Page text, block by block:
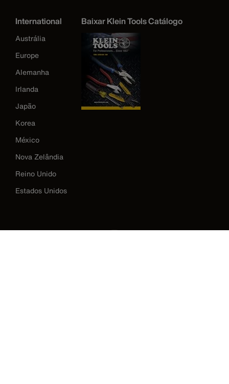
International
Austrália
Europe
Alemanha
Irlanda
Japão
Korea
México
Nova Zelândia
Reino Unido
Estados Unidos
Baixar Klein Tools Catálogo